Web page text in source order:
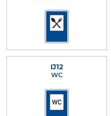
IJ12
WC